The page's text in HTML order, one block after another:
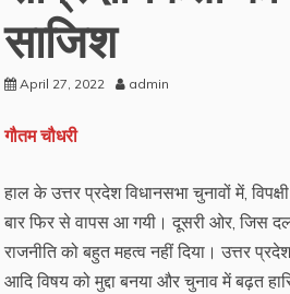
साजिश
April 27, 2022 admin
गौतम चौधरी
हाल के उत्तर प्रदेश विधानसभा चुनावों में,
बार फिर से वापस आ गयी। दूसरी ओर, जिस
राजनीति को बहुत महत्व नहीं दिया। उत्तर
आदि विषय को मुद्दा बनया और चुनाव में बढ़त